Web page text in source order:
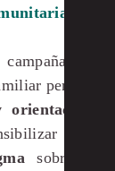
de
de
permite
a la
sobre la